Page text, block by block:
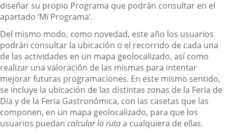
diseñar su propio Programa que podrán consultar en el
apartado ‘Mi Programa’.
Del mismo modo, como novedad, este año los usuarios
podrán consultar la ubicación o el recorrido de cada una
de las actividades en un mapa geolocalizado, así como
realizar una valoración de las mismas para intentar
mejorar futuras programaciones. En este mismo sentido,
se incluye la ubicación de las distintas zonas de la Feria de
Día y de la Feria Gastronómica, con las casetas que las
componen, en un mapa geolocalizado, para que los
usuarios puedan calcular la rutaa cualquiera de ellas.